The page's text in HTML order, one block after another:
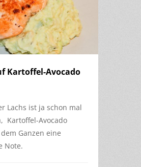
Kartoffel-Avocado
Lachs ist ja schon mal
Kartoffel-Avocado
Ganzen eine
Note.